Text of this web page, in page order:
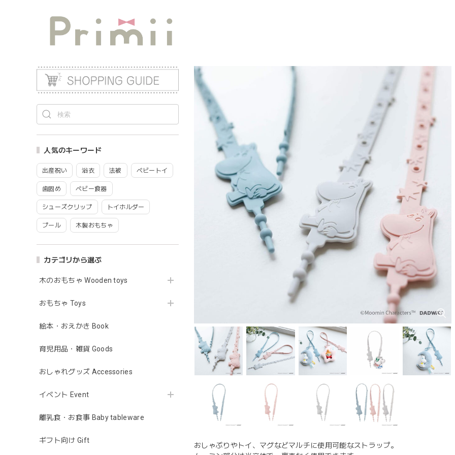
人気のキーワード
出産祝い 浴衣 法被 ベビートイ
歯固め ベビー食器
シューズクリップ トイホルダー
プール 木製おもちゃ
カテゴリから選ぶ
木のおもちゃ Wooden toys
おもちゃ Toys
絵本・おえかき Book
育児用品・雑貨 Goods
おしゃれグッズ Accessories
イベント Event
離乳食・お食事 Baby tableware
ギフト向け Gift
おしゃぶりやトイ、マグなどマルチに使用可能なストラップ。